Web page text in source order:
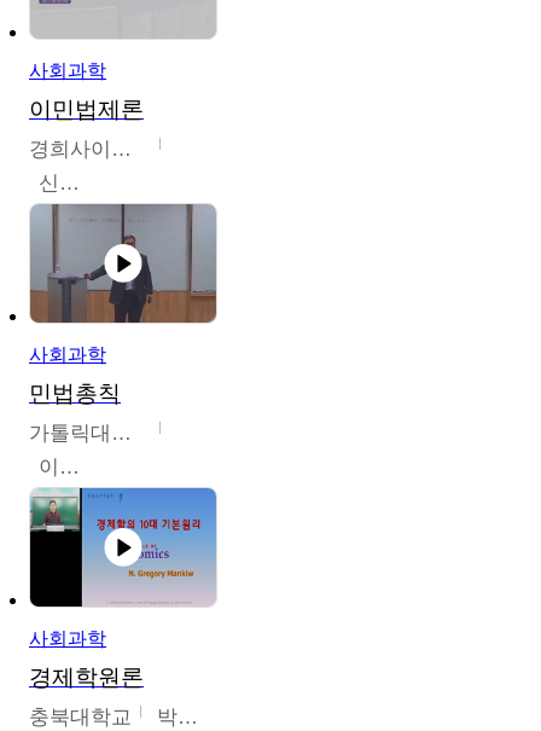
사회과학
이민법제론
경희사이버대학교
신광수
사회과학
민법총칙
가톨릭대학교
이홍민
사회과학
경제학원론
충북대학교 박철호